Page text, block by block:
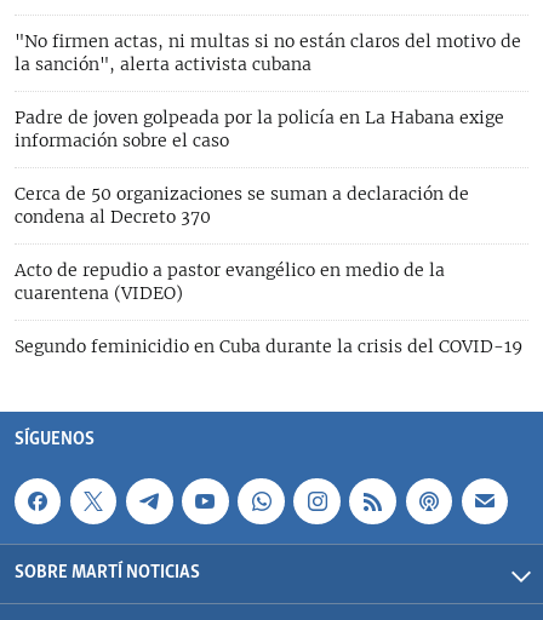
"No firmen actas, ni multas si no están claros del motivo de
la sanción", alerta activista cubana
Padre de joven golpeada por la policía en La Habana exige
información sobre el caso
Cerca de 50 organizaciones se suman a declaración de
condena al Decreto 370
Acto de repudio a pastor evangélico en medio de la
cuarentena (VIDEO)
Segundo feminicidio en Cuba durante la crisis del COVID-19
SÍGUENOS
SOBRE MARTÍ NOTICIAS